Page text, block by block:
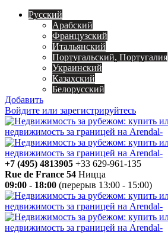
Русский
Арабский
Французский
Итальянский
Португальский, Португалия
Украинский
Казахский
Белорусский
Добавить
Войдите или зарегистрируйтесь
+7 (495) 4813905 +33 629-961-135
Rue de France 54 Ницца
09:00 - 18:00 (перерыв 13:00 - 15:00)